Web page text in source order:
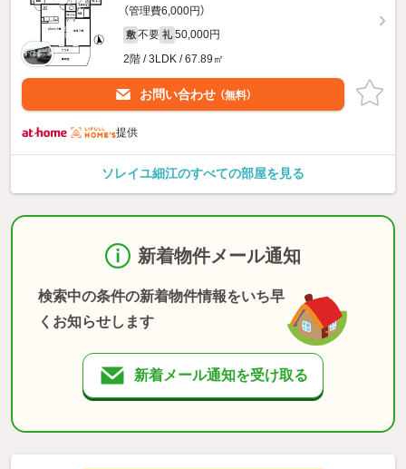
（管理費6,000円）
敷 不要 礼 50,000円
2階 / 3LDK / 67.89㎡
お問い合わせ （無料）
提供
ソレイユ細江のすべての部屋を見る
新着物件メール通知
検索中の条件の新着物件情報をいち早
くお知らせします
新着メール通知を受け取る